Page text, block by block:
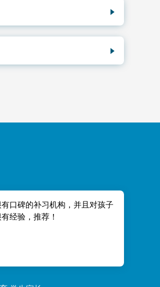
口碑的补习机构，并且对孩子
经验，推荐！